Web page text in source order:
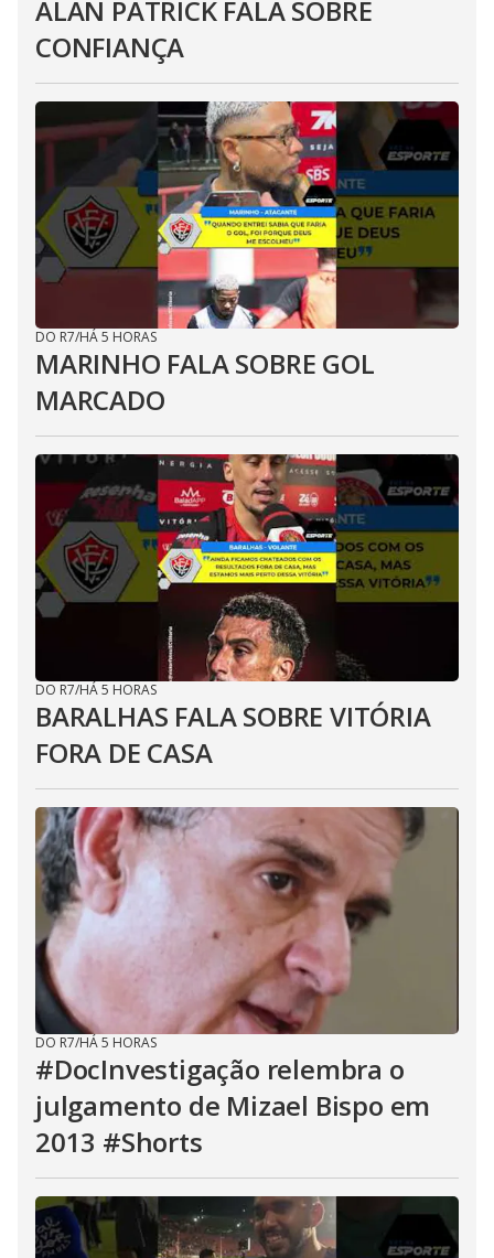
ALAN PATRICK FALA SOBRE
CONFIANÇA
DO R7/HÁ 5 HORAS
MARINHO FALA SOBRE GOL
MARCADO
DO R7/HÁ 5 HORAS
BARALHAS FALA SOBRE VITÓRIA
FORA DE CASA
DO R7/HÁ 5 HORAS
#DocInvestigação relembra o
julgamento de Mizael Bispo em
2013 #Shorts